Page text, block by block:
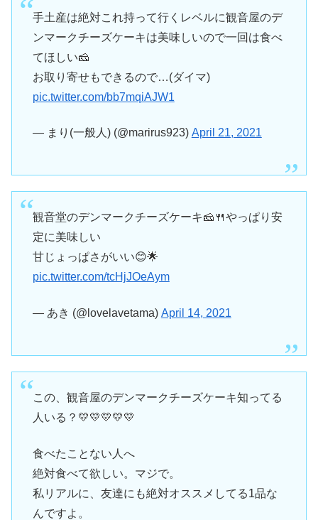
手土産は絶対これ持って行くレベルに観音屋のデ
ンマークチーズケーキは美味しいので一回は食べ
てほしい🧀
お取り寄せもできるので…(ダイマ)
pic.twitter.com/bb7mqiAJW1
— まり(一般人) (@marirus923) April 21, 2021
観音堂のデンマークチーズケーキ🧀🍴やっぱり安
定に美味しい
甘じょっぱさがいい😊🌟
pic.twitter.com/tcHjJOeAym
— あき (@lovelavetama) April 14, 2021
この、観音屋のデンマークチーズケーキ知ってる
人いる？💛💛💛💛💛
食べたことない人へ
絶対食べて欲しい。マジで。
私リアルに、友達にも絶対オススメしてる1品な
んですよ。